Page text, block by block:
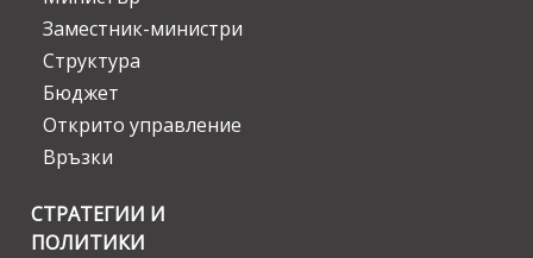
Заместник-министри
Структура
Бюджет
Открито управление
Връзки
СТРАТЕГИИ И
ПОЛИТИКИ